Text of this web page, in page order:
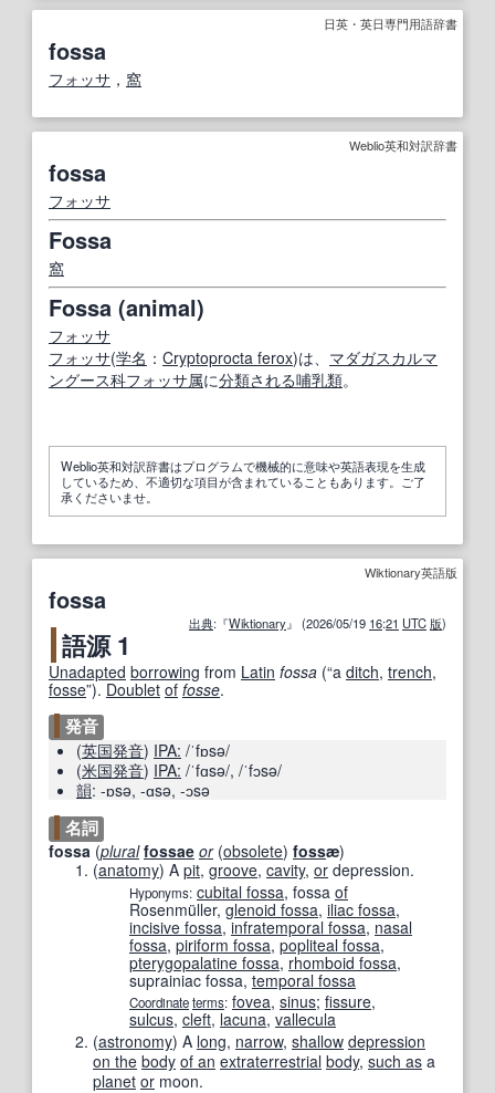
日英・英日専門用語辞書
fossa
フォッサ ， 窩
Weblio英和対訳辞書
fossa
フォッサ
Fossa
窩
Fossa (animal)
フォッサ
フォッサ(学名 ： Cryptoprocta ferox)は、 マダガスカルマ
ングース科フォッサ属に分類される哺乳類。
Weblio英和対訳辞書はプログラムで機械的に意味や英語表現を生成
しているため、不適切な項目が含まれていることもあります。ご了
承くださいませ。
Wiktionary英語版
fossa
出典:『Wiktionary』 (2026/05/19 16:21 UTC 版)
語源 1
Unadapted borrowing from Latin fossa (“a ditch, trench,
fosse”). Doublet of fosse.
発音
(英国発音) IPA: /ˈfɒsə/
(米国発音) IPA: /ˈfɑsə/, /ˈfɔsə/
韻: -ɒsə, -ɑsə, -ɔsə
名詞
fossa (plural fossae or (obsolete) fossæ)
(anatomy) A pit, groove, cavity, or depression.
Hyponyms: cubital fossa, fossa of
Rosenmüller, glenoid fossa, iliac fossa,
incisive fossa,infratemporal fossa, nasal
fossa, piriform fossa, popliteal fossa,
pterygopalatine fossa, rhomboid fossa,
suprainiac fossa, temporal fossa
Coordinateterms: fovea, sinus; fissure,
sulcus, cleft, lacuna, vallecula
(astronomy) A long, narrow, shallow depression
on the body of an extraterrestrial body, such as a
planet or moon.